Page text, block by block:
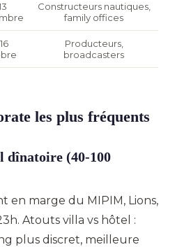
Constructeurs nautiques,
family offices
Producteurs,
broadcasters
les plus fréquents
dînatoire (40-100
en marge du MIPIM, Lions,
Atouts villa vs hôtel :
plus discret, meilleure